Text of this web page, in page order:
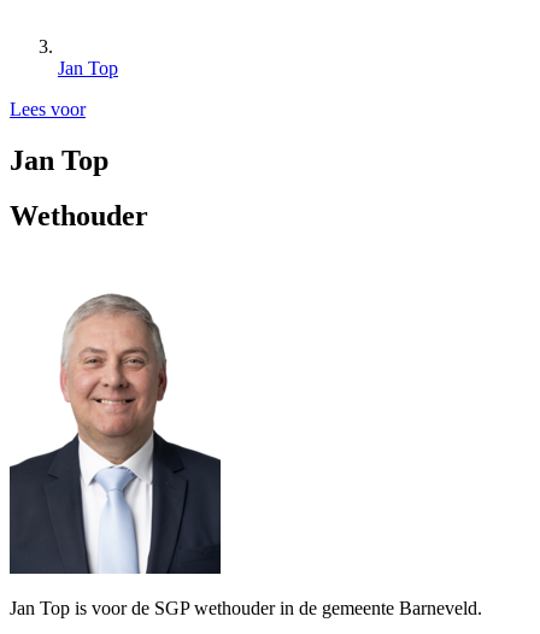
Jan Top
Lees voor
Jan Top
Wethouder
Jan Top is voor de SGP wethouder in de gemeente Barneveld.